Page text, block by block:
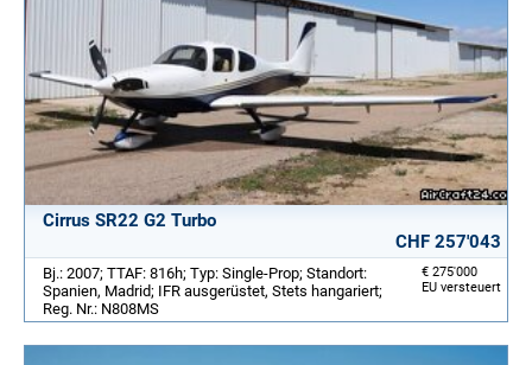
Cirrus SR22 G2 Turbo
CHF 257'043
€ 275'000
EU versteuert
Bj.: 2007; TTAF: 816h; Typ: Single-Prop; Standort:
Spanien, Madrid; IFR ausgerüstet, Stets hangariert;
Reg. Nr.: N808MS